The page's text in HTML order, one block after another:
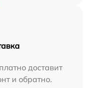
доставит
и обратно.